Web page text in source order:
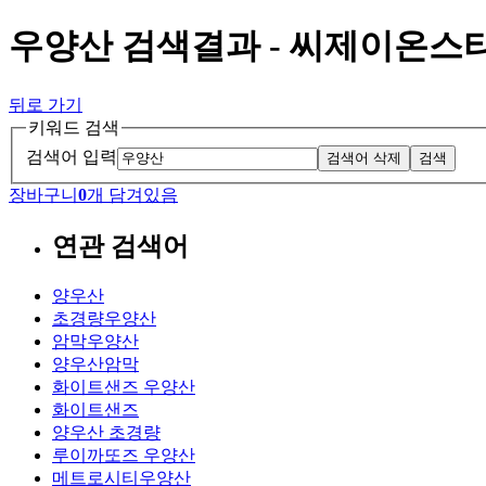
우양산 검색결과 - 씨제이온스
뒤로 가기
키워드 검색
검색어 입력
검색어 삭제 검색
장바구니 0개 담겨있음
연관 검색어
양우산
초경량우양산
암막우양산
양우산암막
화이트샌즈 우양산
화이트샌즈
양우산 초경량
루이까또즈 우양산
메트로시티우양산